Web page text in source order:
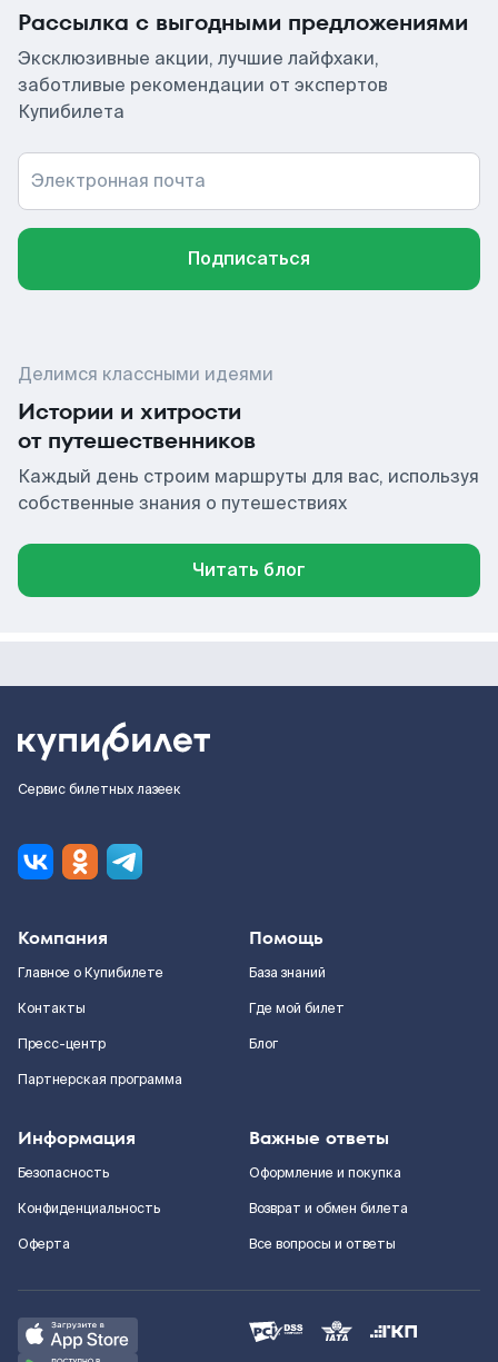
Рассылка с выгодными предложениями
Эксклюзивные акции, лучшие лайфхаки,
заботливые рекомендации от экспертов
Купибилета
Электронная почта
Подписаться
Делимся классными идеями
Истории и хитрости
от путешественников
Каждый день строим маршруты для вас, используя
собственные знания о путешествиях
Читать блог
Сервис билетных лазеек
Компания
Главное о Купибилете
Контакты
Пресс-центр
Партнерская программа
Помощь
База знаний
Где мой билет
Блог
Информация
Безопасность
Конфиденциальность
Оферта
Важные ответы
Оформление и покупка
Возврат и обмен билета
Все вопросы и ответы